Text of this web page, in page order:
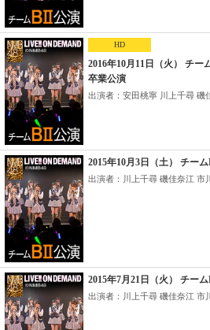
HD
2016年10月11日（火） チ
卒業公演
出演者：安田桃寧 川上千尋 磯
2015年10月3日（土） チー
出演者：川上千尋 磯佳奈江 市
2015年7月21日（火） チー
出演者：川上千尋 磯佳奈江 市